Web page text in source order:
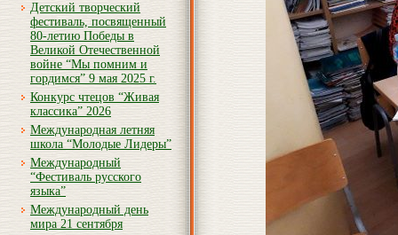
Детский творческий
фестиваль, посвященный
80-летию Победы в
Великой Отечественной
войне “Мы помним и
гордимся” 9 мая 2025 г.
Конкурс чтецов “Живая
классика” 2026
Международная летняя
школа “Молодые Лидеры”
Международный
“Фестиваль русского
языка”
Международный день
мира 21 сентября